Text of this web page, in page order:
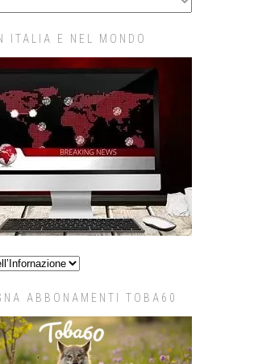
ITALIA E NEL MONDO
ABBONAMENTI TOBA60